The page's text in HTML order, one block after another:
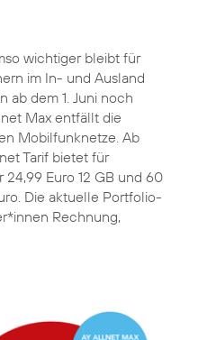
wichtiger bleibt für
im In- und Ausland
ab dem 1. Juni noch
Max entfällt die
Mobilfunknetze. Ab
Tarif bietet für
Euro 12 GB und 60
Die aktuelle Portfolio-
Rechnung,